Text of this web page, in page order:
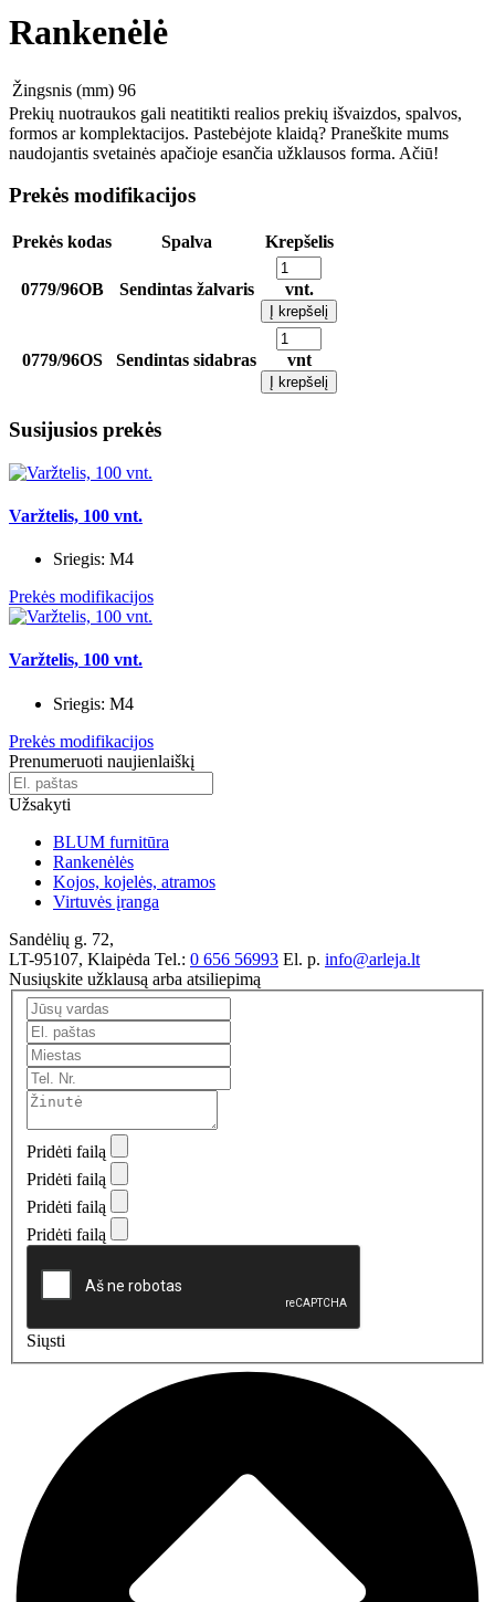
Rankenėlė
Žingsnis (mm) 96
Prekių nuotraukos gali neatitikti realios prekių išvaizdos, spalvos,
formos ar komplektacijos. Pastebėjote klaidą? Praneškite mums
naudojantis svetainės apačioje esančia užklausos forma. Ačiū!
Prekės modifikacijos
Prekės kodas Spalva Krepšelis
0779/96OB Sendintas žalvaris vnt.
Į krepšelį
0779/96OS Sendintas sidabras vnt
Į krepšelį
Susijusios prekės
Varžtelis, 100 vnt.
Sriegis: M4
Prekės modifikacijos
Varžtelis, 100 vnt.
Sriegis: M4
Prekės modifikacijos
Prenumeruoti naujienlaiškį
Užsakyti
BLUM furnitūra
Rankenėlės
Kojos, kojelės, atramos
Virtuvės įranga
Sandėlių g. 72,
LT-95107, Klaipėda Tel.: 0 656 56993 El. p. info@arleja.lt
Nusiųskite užklausą arba atsiliepimą
Pridėti failą
Pridėti failą
Pridėti failą
Pridėti failą
Siųsti